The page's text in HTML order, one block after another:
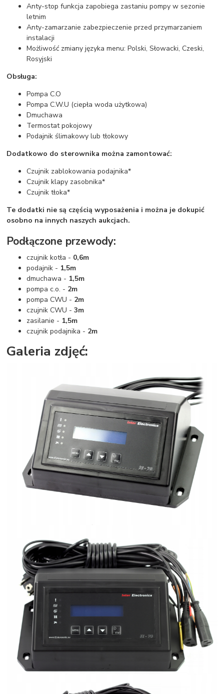
Anty-stop funkcja zapobiega zastaniu pompy w sezonie
letnim
Anty-zamarzanie zabezpieczenie przed przymarzaniem
instalacji
Możliwość zmiany języka menu: Polski, Słowacki, Czeski,
Rosyjski
Obsługa:
Pompa C.O
Pompa C.W.U (ciepła woda użytkowa)
Dmuchawa
Termostat pokojowy
Podajnik ślimakowy lub tłokowy
Dodatkowo do sterownika można zamontować:
Czujnik zablokowania podajnika*
Czujnik klapy zasobnika*
Czujnik tłoka*
Te dodatki nie są częścią wyposażenia i można je dokupić
osobno na innych naszych aukcjach.
Podłączone przewody:
czujnik kotła - 0,6m
podajnik - 1,5m
dmuchawa - 1,5m
pompa c.o. - 2m
pompa CWU - 2m
czujnik CWU -3m
zasilanie - 1,5m
czujnik podajnika - 2m
Galeria zdjęć: